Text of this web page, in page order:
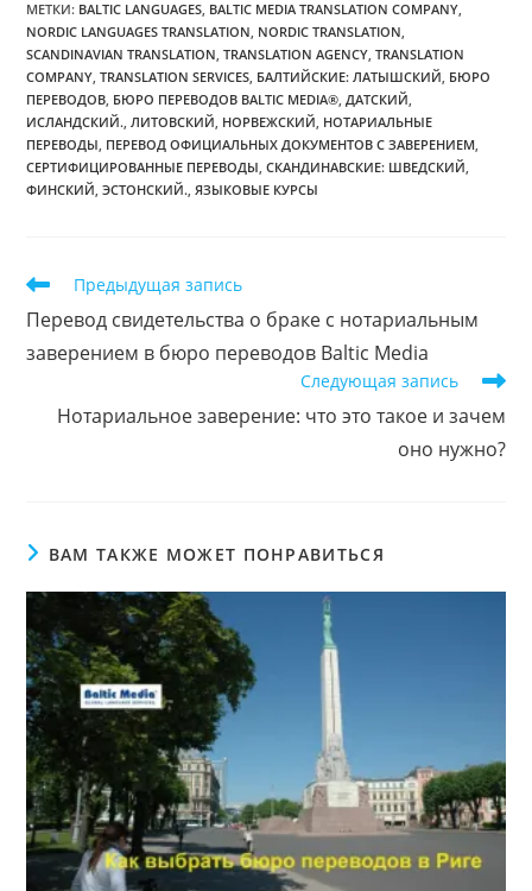
МЕТКИ: BALTIC LANGUAGES BALTIC MEDIA TRANSLATION COMPANY
NORDIC LANGUAGES TRANSLATION NORDIC TRANSLATION
SCANDINAVIAN TRANSLATION TRANSLATION AGENCY TRANSLATION
COMPANY TRANSLATION SERVICES БАЛТИЙСКИЕ: ЛАТЫШСКИЙ БЮРО
ПЕРЕВОДОВ БЮРО ПЕРЕВОДОВ BALTIC MEDIA® ДАТСКИЙ
ИСЛАНДСКИЙ. ЛИТОВСКИЙ НОРВЕЖСКИЙ НОТАРИАЛЬНЫЕ
ПЕРЕВОДЫ ПЕРЕВОД ОФИЦИАЛЬНЫХ ДОКУМЕНТОВ С ЗАВЕРЕНИЕМ
СЕРТИФИЦИРОВАННЫЕ ПЕРЕВОДЫ СКАНДИНАВСКИЕ: ШВЕДСКИЙ
ФИНСКИЙ ЭСТОНСКИЙ. ЯЗЫКОВЫЕ КУРСЫ
Читать
статьи
Предыдущая запись
Перевод свидетельства о браке с нотариальным
заверением в бюро переводов Baltic Media
Следующая запись
Нотариальное заверение: что это такое и зачем
оно нужно?
ВАМ ТАКЖЕ МОЖЕТ ПОНРАВИТЬСЯ